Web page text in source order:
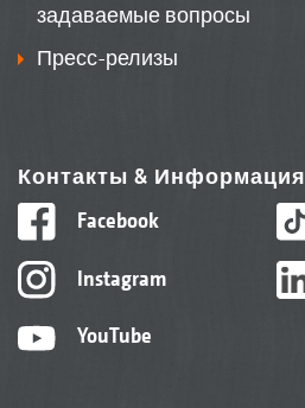
задаваемые вопросы
Пресс-релизы
Контакты & Информация
Facebook
Instagram
YouTube